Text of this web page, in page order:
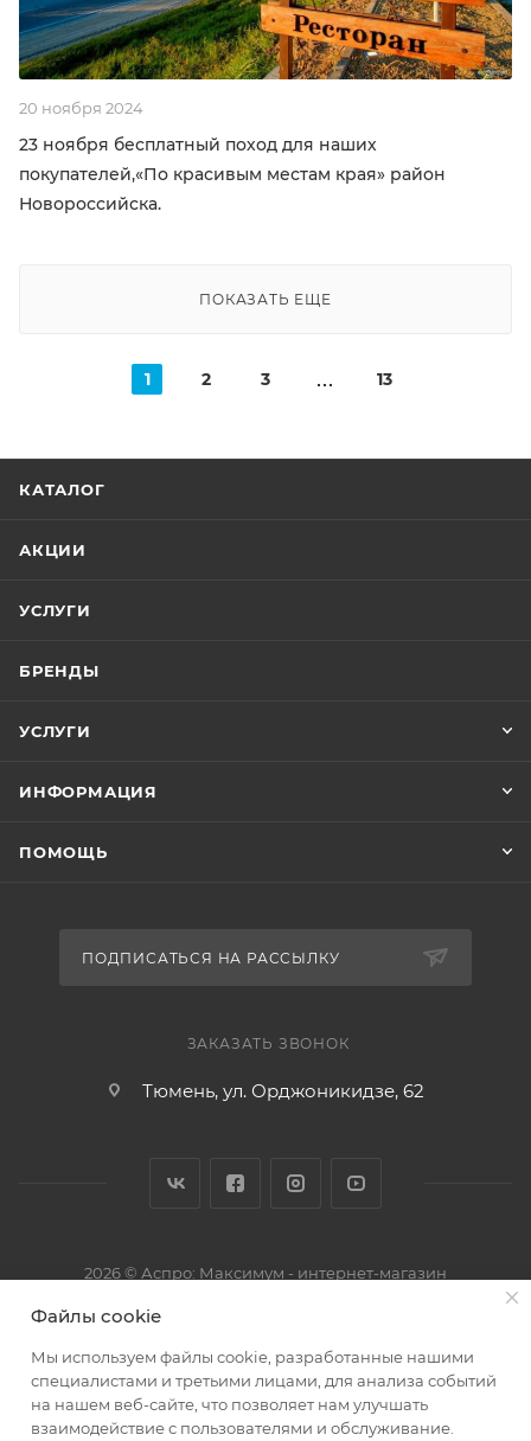
20 ноября 2024
23 ноября бесплатный поход для наших
покупателей,«По красивым местам края» район
Новороссийска.
ПОКАЗАТЬ ЕЩЕ
1 2 3 13
КАТАЛОГ
АКЦИИ
УСЛУГИ
БРЕНДЫ
УСЛУГИ
ИНФОРМАЦИЯ
ПОМОЩЬ
ПОДПИСАТЬСЯ НА РАССЫЛКУ
ЗАКАЗАТЬ ЗВОНОК
Тюмень, ул. Орджоникидзе, 62
2026 © Аспро: Максимум - интернет-магазин
Файлы cookie
Мы используем файлы cookie, разработанные нашими
специалистами и третьими лицами, для анализа событий
на нашем веб-сайте, что позволяет нам улучшать
взаимодействие с пользователями и обслуживание.